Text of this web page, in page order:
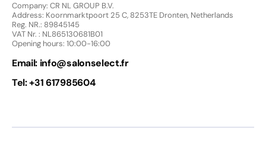
Company: CR NL GROUP B.V.
Address: Koornmarktpoort 25 C, 8253TE Dronten, Netherlands
Reg. NR.: 89845145
VAT Nr. : NL865130681B01
Opening hours: 10:00-16:00
Email: info@salonselect.fr
Tel: +31 617985604